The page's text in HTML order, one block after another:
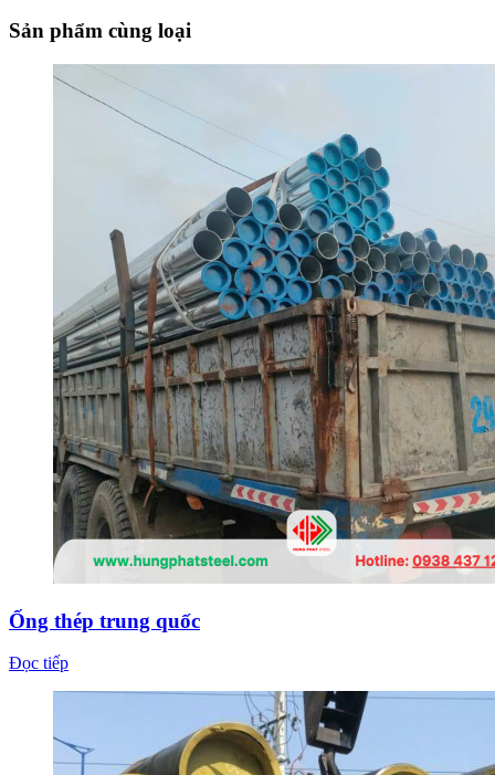
Sản phẩm cùng loại
Ống thép trung quốc
Đọc tiếp